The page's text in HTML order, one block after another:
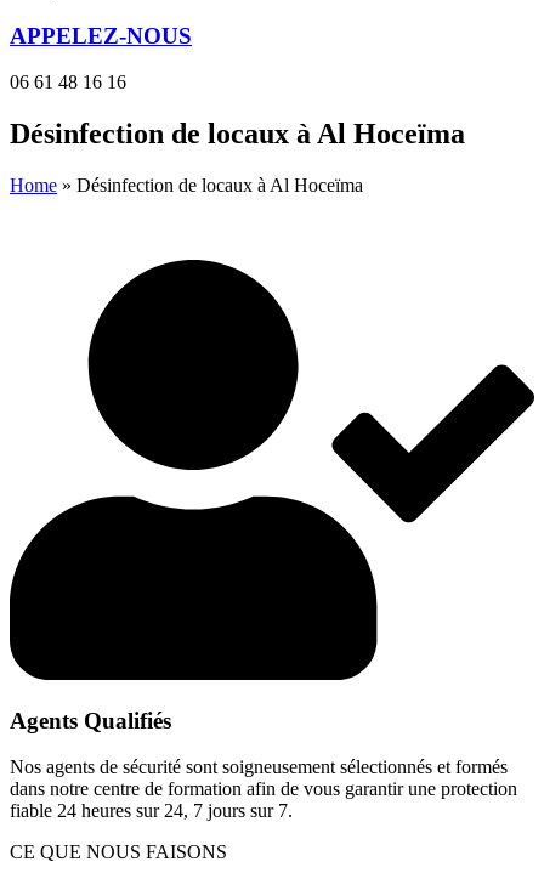
APPELEZ-NOUS
06 61 48 16 16
Désinfection de locaux​ à Al Hoceïma
Home » Désinfection de locaux à Al Hoceïma
Agents Qualifiés
Nos agents de sécurité sont soigneusement sélectionnés et formés
dans notre centre de formation afin de vous garantir une protection
fiable 24 heures sur 24, 7 jours sur 7.
CE QUE NOUS FAISONS